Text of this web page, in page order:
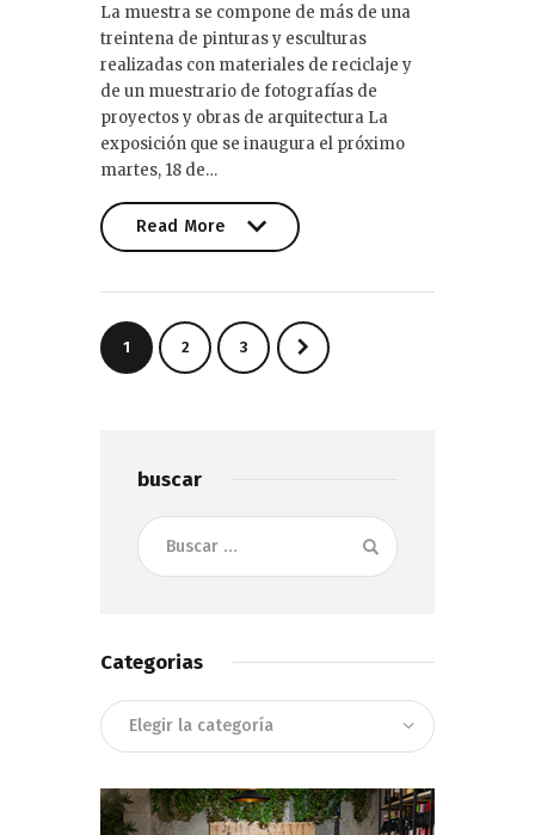
La muestra se compone de más de una
treintena de pinturas y esculturas
realizadas con materiales de reciclaje y
de un muestrario de fotografías de
proyectos y obras de arquitectura La
exposición que se inaugura el próximo
martes, 18 de…
Read More
Paginación
de
PAGE
1 PAGE
2 PAGE
3
>
buscar
Buscar:
Categorias
Categorias